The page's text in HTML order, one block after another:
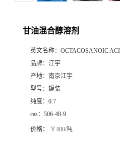
甘油混合醇溶剂
英文名称： OCTACOSANOIC
品牌： 江宇
产地： 南京江宇
型号： 罐装
纯度： 0.7
cas： 506-48-9
价格： ￥480/吨